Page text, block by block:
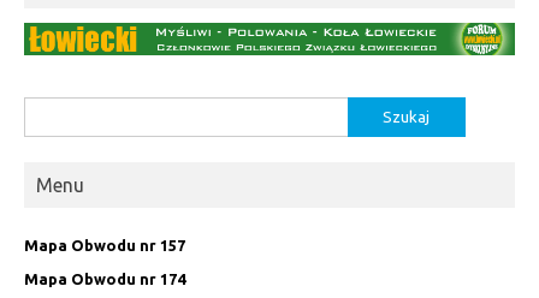
Menu
Mapa Obwodu nr 157
Mapa Obwodu nr 174